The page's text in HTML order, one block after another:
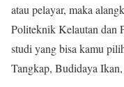
atau pelayar, maka
Politeknik Kelautan dan
studi yang bisa kamu
Tangkap, Budidaya